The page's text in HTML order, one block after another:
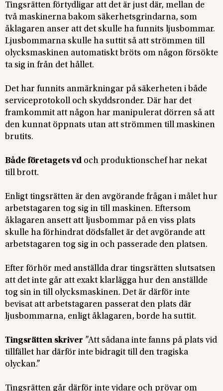
Tingsrätten förtydligar att det är just där, mellan de
två maskinerna bakom säkerhetsgrindarna, som
åklagaren anser att det skulle ha funnits ljusbommar.
Ljusbommarna skulle ha suttit så att strömmen till
olycksmaskinen automatiskt bröts om någon försökte
ta sig in från det hållet.
Det har funnits anmärkningar på säkerheten i både
serviceprotokoll och skyddsronder. Där har det
framkommit att någon har manipulerat dörren så att
den kunnat öppnats utan att strömmen till maskinen
brutits.
Både företagets vd och produktionschef har nekat
till brott.
Enligt tingsrätten är den avgörande frågan i målet hur
arbetstagaren tog sig in till maskinen. Eftersom
åklagaren ansett att ljusbommar på en viss plats
skulle ha förhindrat dödsfallet är det avgörande att
arbetstagaren tog sig in och passerade den platsen.
Efter förhör med anställda drar tingsrätten slutsatsen
att det inte går att exakt klarlägga hur den anställde
tog sin in till olycksmaskinen. Det är därför inte
bevisat att arbetstagaren passerat den plats där
ljusbommarna, enligt åklagaren, borde ha suttit.
Tingsrätten skriver ”Att sådana inte fanns på plats vid
tillfället har därför inte bidragit till den tragiska
olyckan.”
Tingsrätten går därför inte vidare och prövar om